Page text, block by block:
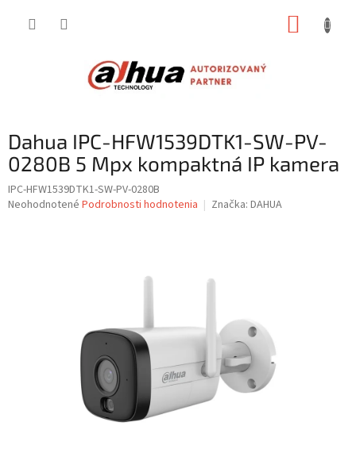
Dahua IPC-HFW1539DTK1-SW-PV-
0280B 5 Mpx kompaktná IP kamera
IPC-HFW1539DTK1-SW-PV-0280B
Priemerné
Neohodnotené Podrobnosti hodnotenia Značka: DAHUA